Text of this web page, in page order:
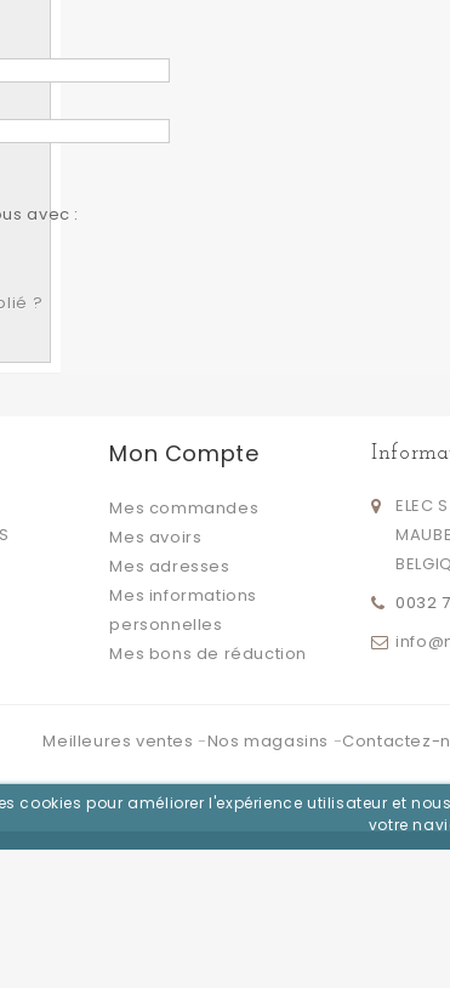
cookies pour améliorer l'expérience utilisateur et
votre
avec :
?
Mon Compte
Mes commandes
Mes avoirs
Mes adresses
Mes informations
personnelles
Mes bons de réduction
ELEC
0032
Meilleures ventes Nos magasins Contactez-
par PrestaShop™